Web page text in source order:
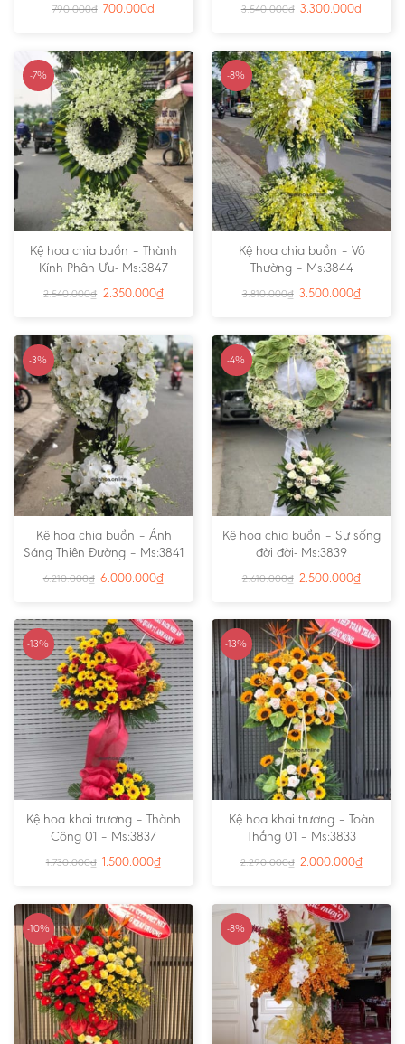
790.000₫ 700.000₫ 3.540.000₫ 3.300.000₫
-7%
Kệ hoa chia buồn – Thành
Kính Phân Ưu- Ms:3847
2.540.000₫ 2.350.000₫
-8%
Kệ hoa chia buồn – Vô
Thường – Ms:3844
3.810.000₫ 3.500.000₫
-3%
Kệ hoa chia buồn – Ánh
Sáng Thiên Đường – Ms:3841
6.210.000₫ 6.000.000₫
-4%
Kệ hoa chia buồn – Sự sống
đời đời- Ms:3839
2.610.000₫ 2.500.000₫
-13%
Kệ hoa khai trương – Thành
Công 01 – Ms:3837
1.730.000₫ 1.500.000₫
-13%
Kệ hoa khai trương – Toàn
Thắng 01 – Ms:3833
2.290.000₫ 2.000.000₫
-10% -8%